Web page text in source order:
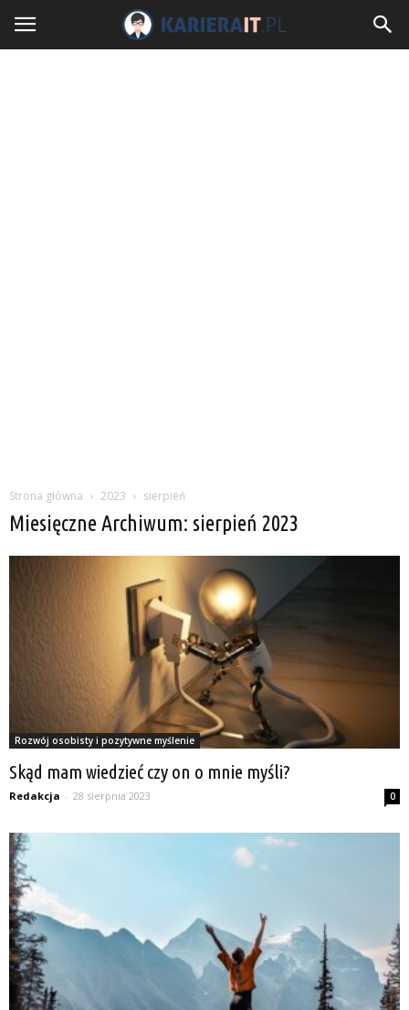
Strona główna 2023 sierpień
Miesięczne Archiwum: sierpień 2023
Rozwój osobisty i pozytywne myślenie
Skąd mam wiedzieć czy on o mnie myśli?
Redakcja - 28 sierpnia 2023 0